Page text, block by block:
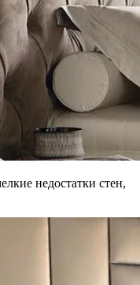
недостатки стен,